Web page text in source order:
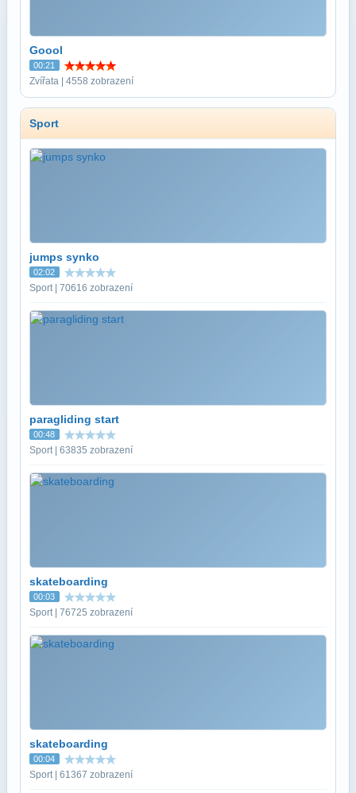
Goool
00:21
Zvířata | 4558 zobrazení
Sport
jumps synko
02:02
Sport | 70616 zobrazení
paragliding start
00:48
Sport | 63835 zobrazení
skateboarding
00:03
Sport | 76725 zobrazení
skateboarding
00:04
Sport | 61367 zobrazení